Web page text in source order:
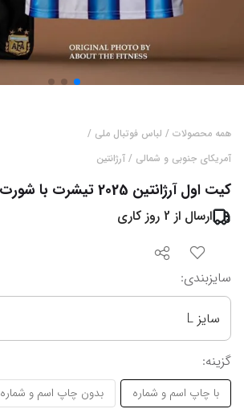
همه محصولات / لباس فوتبال ملی /
آمریکای جنوبی و شمالی / آرژانتین
کیت اول آرژانتین 2025 تیشرت با شورت
ارسال از 2 روز کاری
سایزبندی:
سایز L
گزینه:
با چاپ اسم و شماره بدون چاپ اسم و شماره